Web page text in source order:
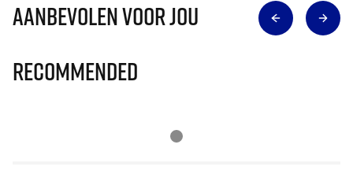
Aanbevolen voor jou
Recommended